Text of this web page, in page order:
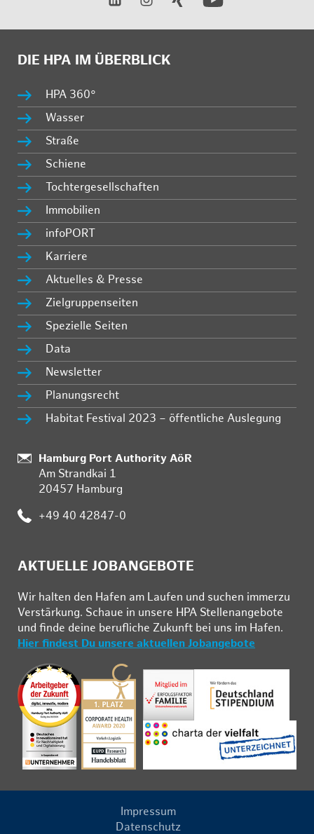
DIE HPA IM ÜBERBLICK
HPA 360°
Wasser
Straße
Schiene
Tochtergesellschaften
Immobilien
infoPORT
Karriere
Aktuelles & Presse
Zielgruppenseiten
Spezielle Seiten
Data
Newsletter
Planungsrecht
Habitat Festival 2023 – öffentliche Auslegung
Standort:
Hamburg Port Authority AöR
Am Strandkai 1
20457 Hamburg
Telefon:
+49 40 42847-0
AKTUELLE JOBANGEBOTE
Wir hal­ten den Ha­fen am Lau­fen und su­chen im­mer­zu
Ver­stär­kung. Schau­e in un­se­re HPA Stel­len­an­ge­bo­te
und fin­de deine be­ruf­li­che Zu­kunft bei uns im Ha­fen.
Hier findest Du unsere aktuellen Jobangebote
Impressum
Datenschutz